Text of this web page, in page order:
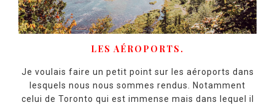
LES AÉROPORTS.
Je voulais faire un petit point sur les aéroports dans
lesquels nous nous sommes rendus. Notamment
celui de Toronto qui est immense mais dans lequel il